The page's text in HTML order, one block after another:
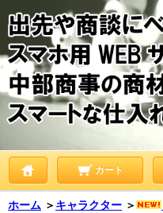
カート
ホーム ＞ キャラクター ＞